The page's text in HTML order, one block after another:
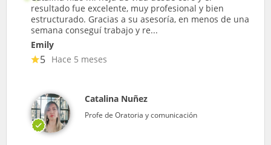
resultado fue excelente, muy profesional y bien
estructurado. Gracias a su asesoría, en menos de una
semana conseguí trabajo y re...
Emily
5 Hace 5 meses
Catalina Nuñez
Profe de Oratoria y comunicación